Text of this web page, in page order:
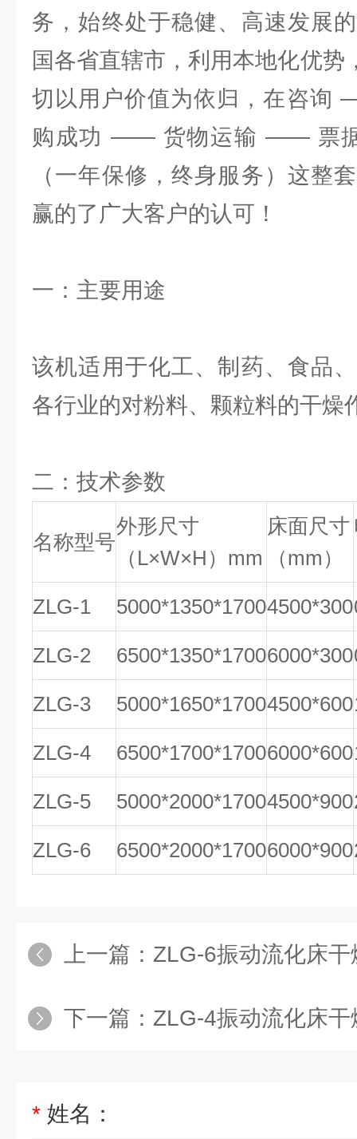
务，始终处于稳健、高速发展
国各省直辖市，利用本地化优势
切以用户价值为依归，在咨
购成功 —— 货物运输 —— 票
（一年保修，终身服务）这整
赢的了广大客户的认可！
一：主要用途
该机适用于化工、制药、食品
各行业的对粉料、颗粒料的干燥
二：技术参数
名称型号
外形尺寸
（L×W×H）mm
床面尺寸
（mm）
ZLG-1 5000*1350*17004500*300
ZLG-2 6500*1350*17006000*300
ZLG-3 5000*1650*17004500*600
ZLG-4 6500*1700*17006000*600
ZLG-5 5000*2000*17004500*900
ZLG-6 6500*2000*17006000*900
上一篇： ZLG-6振动流化床干
下一篇： ZLG-4振动流化床
* 姓名：